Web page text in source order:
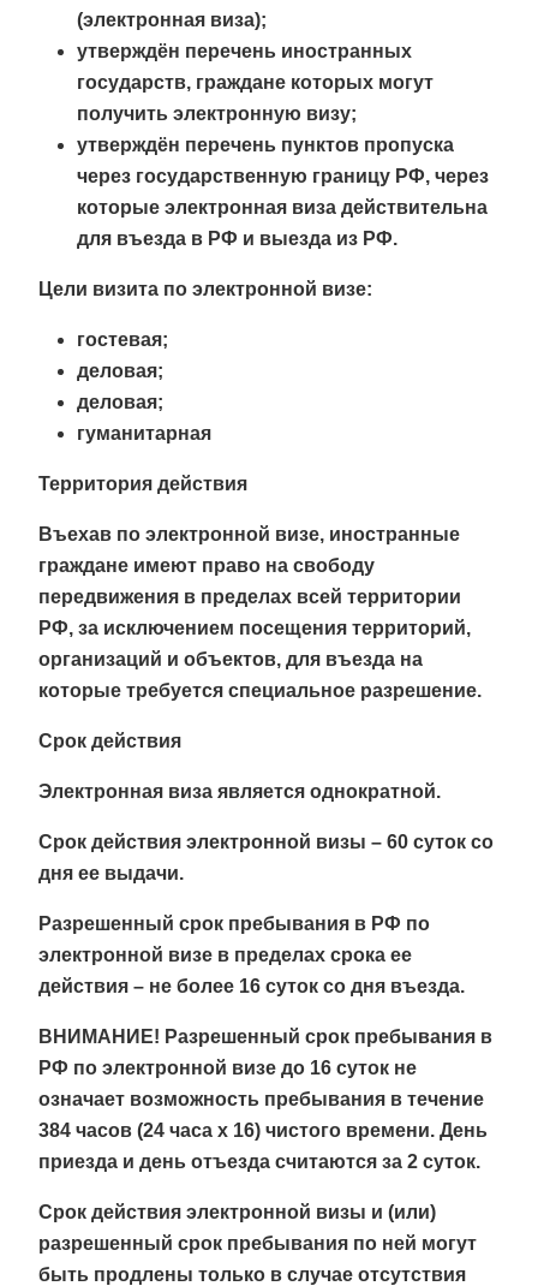
(электронная виза);
утверждён перечень иностранных
государств, граждане которых могут
получить электронную визу;
утверждён перечень пунктов пропуска
через государственную границу РФ, через
которые электронная виза действительна
для въезда в РФ и выезда из РФ.
Цели визита по электронной визе:
гостевая;
деловая;
деловая;
гуманитарная
Территория действия
Въехав по электронной визе, иностранные
граждане имеют право на свободу
передвижения в пределах всей территории
РФ, за исключением посещения территорий,
организаций и объектов, для въезда на
которые требуется специальное разрешение.
Срок действия
Электронная виза является однократной.
Срок действия электронной визы – 60 суток со
дня ее выдачи.
Разрешенный срок пребывания в РФ по
электронной визе в пределах срока ее
действия – не более 16 суток со дня въезда.
ВНИМАНИЕ! Разрешенный срок пребывания в
РФ по электронной визе до 16 суток не
означает возможность пребывания в течение
384 часов (24 часа x 16) чистого времени. День
приезда и день отъезда считаются за 2 суток.
Срок действия электронной визы и (или)
разрешенный срок пребывания по ней могут
быть продлены только в случае отсутствия